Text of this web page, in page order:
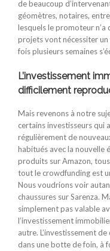
de beaucoup
géomètres, notaires,
lesquels le promoteur n’a
projets vont nécessiter un
fois plusieurs semaines
L’investissement
difficilement
Mais revenons à notre
certains investisseurs qui
régulièrement de
habitués avec la nouvelle
produits sur Amazon,
tout le crowdfunding est
Nous voudrions voir
chaussures sur Sarenza.
simplement pas valable
l’investissement
autre. L’investissement
dans une botte de foin, à